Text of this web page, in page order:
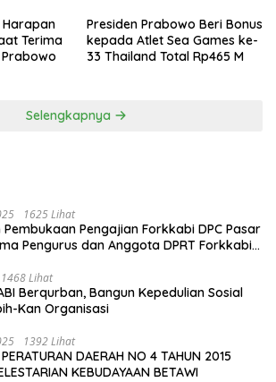
Terima
Presiden Prabowo Beri Bonus
kepada Atlet Sea Games ke-
33 Thailand Total Rp465 M
Selengkapnya
1625 Lihat
Pengajian Forkkabi DPC Pasar
Pengurus dan Anggota DPRT Forkkabi
1468 Lihat
Berqurban, Bangun Kepedulian Sosial
Kan Organisasi
1392 Lihat
PERATURAN DAERAH NO 4 TAHUN 2015
KEBUDAYAAN BETAWI